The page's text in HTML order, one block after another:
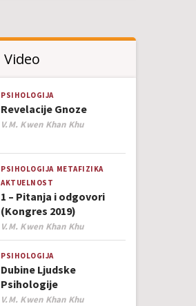
Video
PSIHOLOGIJA
Revelacije Gnoze
Author
V.M. Kwen Khan Khu
PSIHOLOGIJA METAFIZIKA
AKTUELNOST
1 – Pitanja i odgovori
(Kongres 2019)
Author
V.M. Kwen Khan Khu
PSIHOLOGIJA
Dubine Ljudske
Psihologije
Author
V.M. Kwen Khan Khu